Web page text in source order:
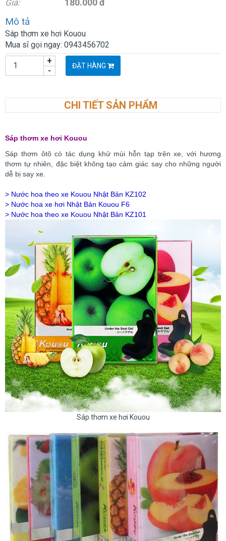
Giá: 180.000 đ
Mô tả
Sáp thơm xe hơi Kouou
Mua sỉ gọi ngay: 0943456702
-
+ ĐẶT HÀNG
CHI TIẾT SẢN PHẨM
Sáp thơm xe hơi Kouou
Sáp thơm ôtô có tác dụng khử mùi hỗn tạp trên xe, với hương
thơm tự nhiên, đặc biệt không tạo cảm giác say cho những người
dễ bị say xe.
> Nước hoa theo xe Kouou Nhật Bản KZ102
> Nước hoa xe hơi Nhật Bản Kouou F6
> Nước hoa theo xe Kouou Nhật Bản KZ101
Sáp thơm xe hơi Kouou